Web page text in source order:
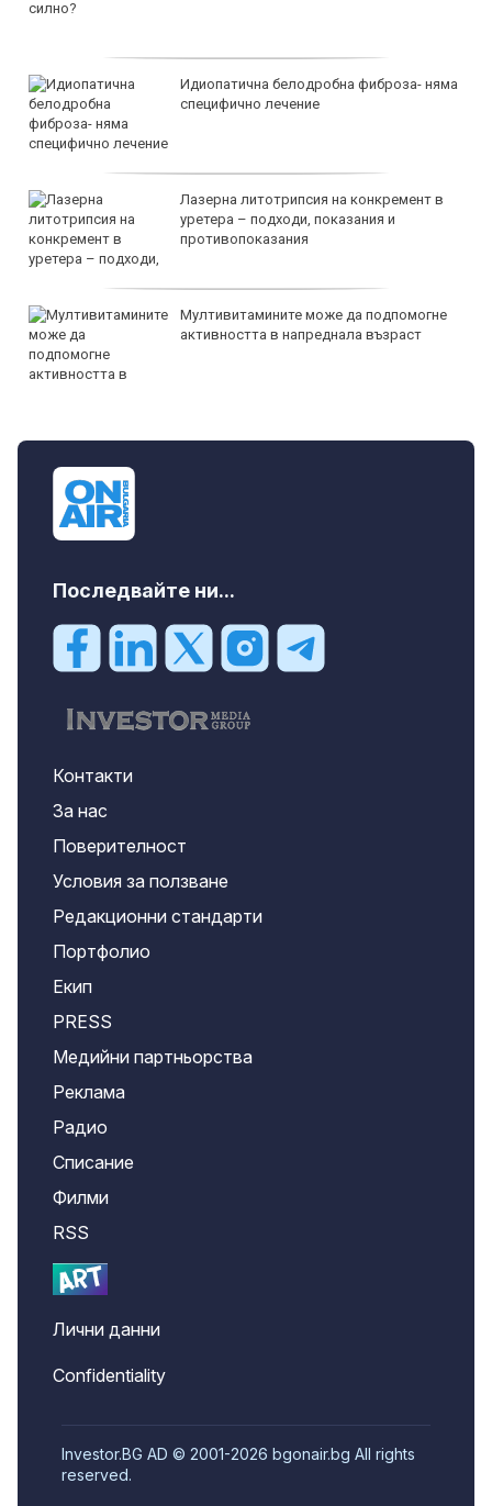
Идиопатична белодробна фиброза- няма
специфично лечение
Лазерна литотрипсия на конкремент в
уретера – подходи, показания и
противопоказания
Мултивитамините може да подпомогне
активността в напреднала възраст
Последвайте ни...
Контакти
За нас
Поверителност
Условия за ползване
Редакционни стандарти
Портфолио
Екип
PRESS
Медийни партньорства
Реклама
Радио
Списание
Филми
RSS
Лични данни
Confidentiality
Investor.BG AD © 2001-2026 bgonair.bg All rights
reserved.